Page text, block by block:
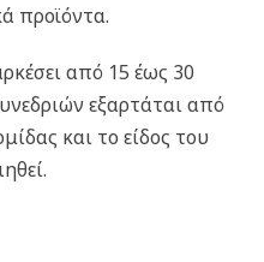
προϊόντα.
από 15 έως 30
εξαρτάται από
και το είδος του